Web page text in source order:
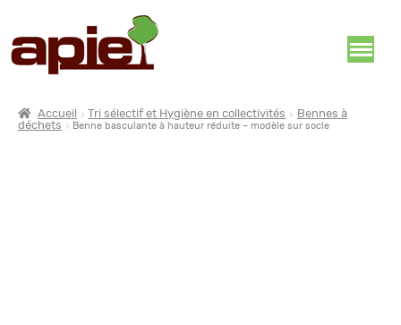
Accueil Tri sélectif et Hygiène en collectivités
Bennes à
déchets
Benne basculante à hauteur réduite – modèle sur socle